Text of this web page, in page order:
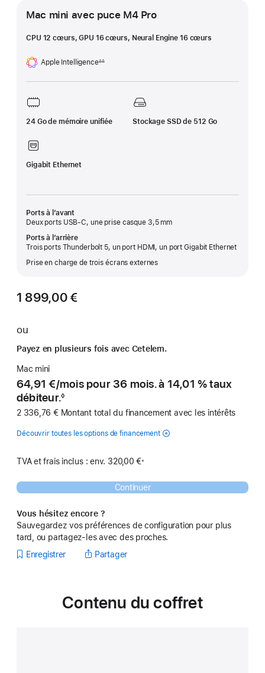
Mac mini avec puce M4 Pro
CPU 12 cœurs, GPU 16 cœurs, Neural Engine 16 cœurs
Apple Intelligence
Note
de
∆∆
24 Go de mémoire unifiée Stockage SSD de 512 Go
Gigabit Ethernet
Ports à l’avant
Deux ports USB-C, une prise casque 3,5 mm
Ports à l’arrière
Trois ports Thunderbolt 5, un port HDMI, un port Gigabit Ethernet
Prise en charge de trois écrans externes
1 899,00 €
ou
Payez en plusieurs fois avec Cetelem.
Mac mini
64,91 €/par
mois pour 36 mois. à 14,01 % taux
débiteur.
de
page
◊
2 336,76 € Montant total du financement avec les intérêts
Découvrir toutes les options de financement
TVA et frais inclus : env. 320,00 €
de
page
※
Continuer
Vous hésitez encore ?
Sauvegardez vos préférences de configuration pour plus
tard, ou partagez-les avec des proches.
Enregistrer
Partager
Contenu du coffret